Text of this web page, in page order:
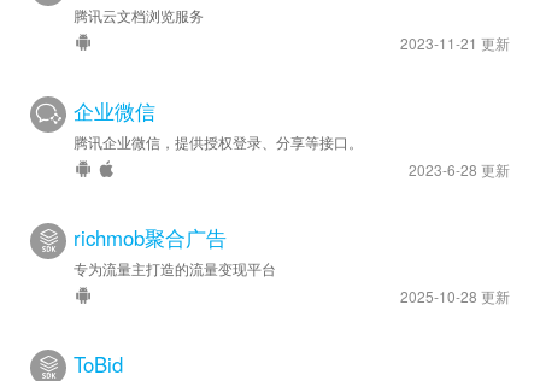
腾讯云文档浏览服务
2023-11-21 更新
企业微信
腾讯企业微信，提供授权登录、分享等接口。
2023-6-28 更新
richmob聚合广告
专为流量主打造的流量变现平台
2025-10-28 更新
ToBid